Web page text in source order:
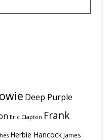
Deep Purple
Eric Clapton Frank
Herbie HancockJames